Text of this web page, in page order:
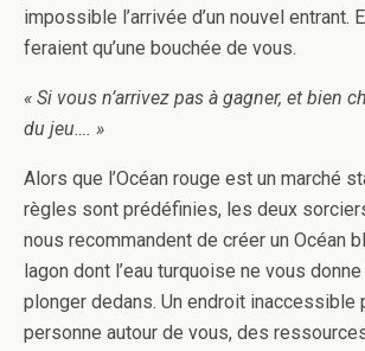
impossible l’arrivée d’un nouvel entrant.
feraient qu’une bouchée de vous.
« Si vous n’arrivez pas à gagner, et bien
du jeu…. »
Alors que l’Océan rouge est un marché
règles sont prédéfinies, les deux
nous recommandent de créer un Océan
lagon dont l’eau turquoise ne vous donne
plonger dedans. Un endroit inaccessible
personne autour de vous, des